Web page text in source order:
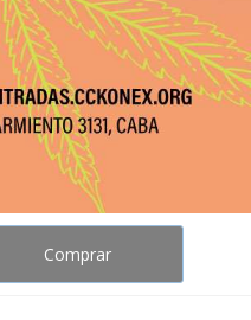
Comprar